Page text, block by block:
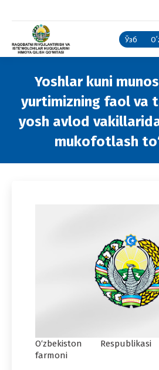
Ўзб
Yoshlar kuni
yurtimizning faol va
yosh avlod
mukofotlash
O‘zbekiston
farmoni